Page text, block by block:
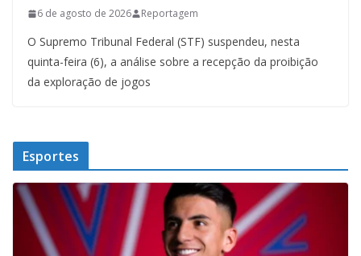
6 de agosto de 2026 Reportagem
O Supremo Tribunal Federal (STF) suspendeu, nesta
quinta-feira (6), a análise sobre a recepção da proibição
da exploração de jogos
Esportes